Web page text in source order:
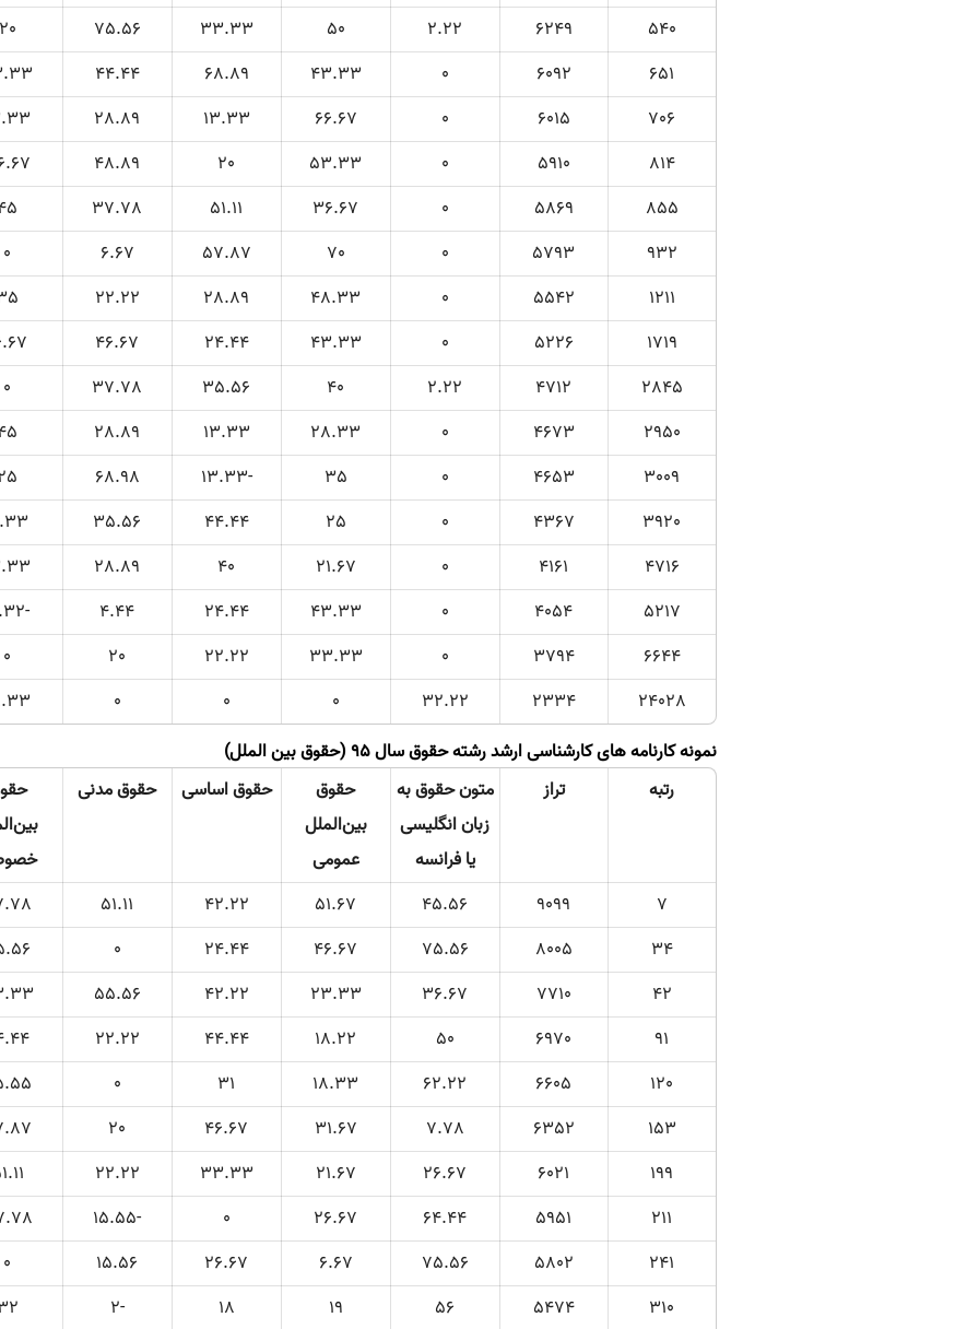
540
6249
2.22
50
33.33
75.56
20
651
6092
0
43.33
68.89
44.44
706
6015
0
66.67
13.33
28.89
814
5910
0
53.33
20
48.89
855
5869
0
36.67
51.11
37.78
932
5793
0
70
57.87
6.67
0
1211
5542
0
48.33
28.89
22.22
1719
5226
0
43.33
24.44
46.67
2845
4712
2.22
40
35.56
37.78
0
2950
4673
0
28.33
13.33
28.89
3009
4653
0
35
-13.33
68.98
3920
4367
0
25
44.44
35.56
4716
4161
0
21.67
40
28.89
5217
4054
0
43.33
24.44
4.44
-3.32
6644
3794
0
33.33
22.22
20
0
24028
2334
32.22
0
0
0
نمونه کارنامه های کارشناسی ارشد رشته حقوق سال 95 (حقوق بین الملل)
رتبه
تراز
متون حقوق به
زبان انگلیسی
یا فرانسه
حقوق
بین‌الملل
عمومی
حقوق اساسی حقوق مدنی
7
9099
45.56
51.67
42.22
51.11
34
8005
75.56
46.67
24.44
0
42
7710
36.67
23.33
42.22
55.56
91
6970
50
18.22
44.44
22.22
120
6605
62.22
18.33
31
0
153
6352
7.78
31.67
46.67
20
199
6021
26.67
21.67
33.33
22.22
211
5951
64.44
26.67
0
-15.55
241
5802
75.56
6.67
26.67
15.56
0
310
5474
56
19
18
-2